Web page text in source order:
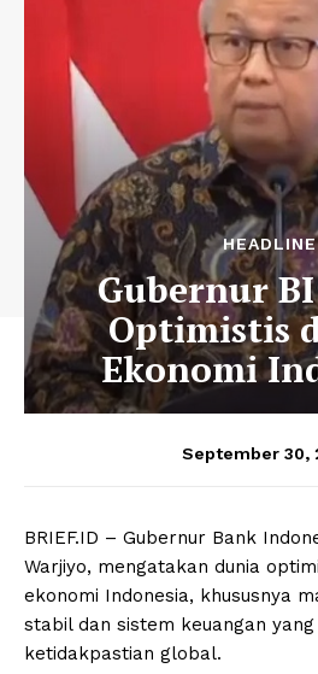
HEADLINE
Gubernur
Optimistis
Ekonomi
September 30,
BRIEF.ID – Gubernur Bank
Warjiyo, mengatakan dunia
ekonomi Indonesia, khususnya
stabil dan sistem keuangan
ketidakpastian global.